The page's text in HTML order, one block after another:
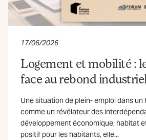
17/06/2026
Logement et mobilité :
face au rebond industriel
Une situation de plein- emploi dans
comme un révélateur des
développement économique, habitat
positif pour les habitants, elle...